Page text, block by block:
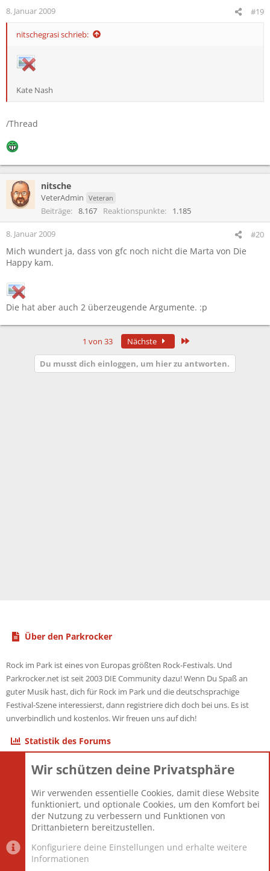
n
e
8. Januar 2009 #19
nitschegrasi schrieb:
Kate Nash
/Thread
nitsche
VeterAdmin Veteran
Beiträge 8.167 Reaktionspunkte 1.185
8. Januar 2009 #20
Mich wundert ja, dass von gfc noch nicht die Marta von Die
Happy kam.
Die hat aber auch 2 überzeugende Argumente. :p
1 von 33 Nächste
Du musst dich einloggen, um hier zu antworten.
Über den Parkrocker
Rock im Park ist eines von Europas größten Rock-Festivals. Und
Parkrocker.net ist seit 2003 DIE Community dazu! Wenn Du Spaß an
guter Musik hast, dich für Rock im Park und die deutschsprachige
Festival-Szene interessierst, dann registriere dich doch bei uns. Es ist
unverbindlich und kostenlos. Wir freuen uns auf dich!
Statistik des Forums
Themen
Mitglieder
12.426
Neuestes Mitglied
nabulamisika
Wir schützen deine Privatsphäre
Wir verwenden essentielle Cookies, damit diese Website
funktioniert, und optionale Cookies, um den Komfort bei
der Nutzung zu verbessern und Funktionen von
Drittanbietern bereitzustellen.
Konfiguriere deine Einstellungen und erhalte weitere
Informationen